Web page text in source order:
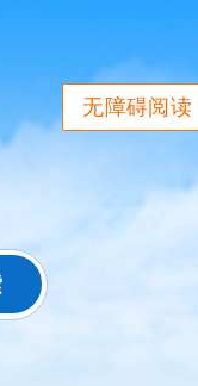
无障碍阅读